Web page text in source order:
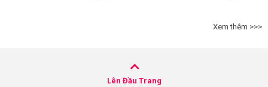
Xem thêm >>>
Lên Đầu Trang